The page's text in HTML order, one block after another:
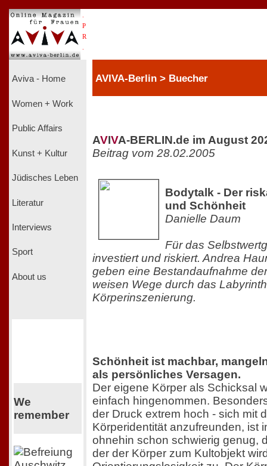
P
R
Aviva - Home
Women + Work
Public Affairs
Kunst + Kultur
Jüdisches Leben
Literatur
Interviews
Sport
About us
We
remember
AVIVA-Berlin > Buecher
AVIVA-BERLIN.de im August
Beitrag vom 28.02.2005
Bodytalk - Der
und Schönheit
Danielle Daum
Für das
investiert und riskiert. Andrea
geben eine Bestandaufnahme
weisen Wege durch das
Körperinszenierung.
Schönheit ist machbar,
als persönliches Versagen.
Der eigene Körper als Schicksal
einfach hingenommen.
der Druck extrem hoch - sich mit
Körperidentität anzufreunden, ist
ohnehin schon schwierig genug,
der der Körper zum Kultobjekt